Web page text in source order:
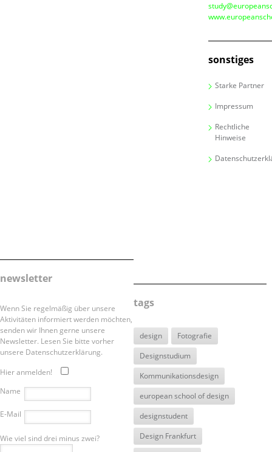
sonstiges
Starke Partner
Impressum
Rechtliche
Hinweise
newsletter
Wenn Sie regelmäßig über unsere
Aktivitäten informiert werden möchten,
senden wir Ihnen gerne unsere
Newsletter. Lesen Sie bitte vorher
unsere Datenschutzerklärung.
Hier anmelden!
Name
E-Mail
Wie viel sind drei minus zwei?
tags
design
Fotografie
Designstudium
Kommunikationsdesign
european school of design
designstudent
Design Frankfurt